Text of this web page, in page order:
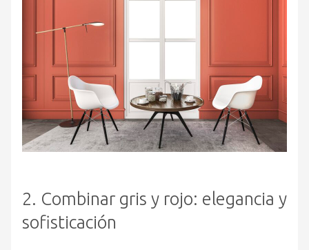
2. Combinar gris y rojo: elegancia y
sofisticación